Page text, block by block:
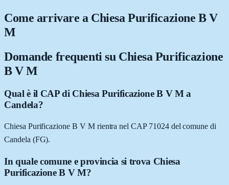
Come arrivare a Chiesa Purificazione B V
M
Domande frequenti su Chiesa Purificazione
B V M
Qual è il CAP di Chiesa Purificazione B V M a
Candela?
Chiesa Purificazione B V M rientra nel CAP 71024 del comune di
Candela (FG).
In quale comune e provincia si trova Chiesa
Purificazione B V M?